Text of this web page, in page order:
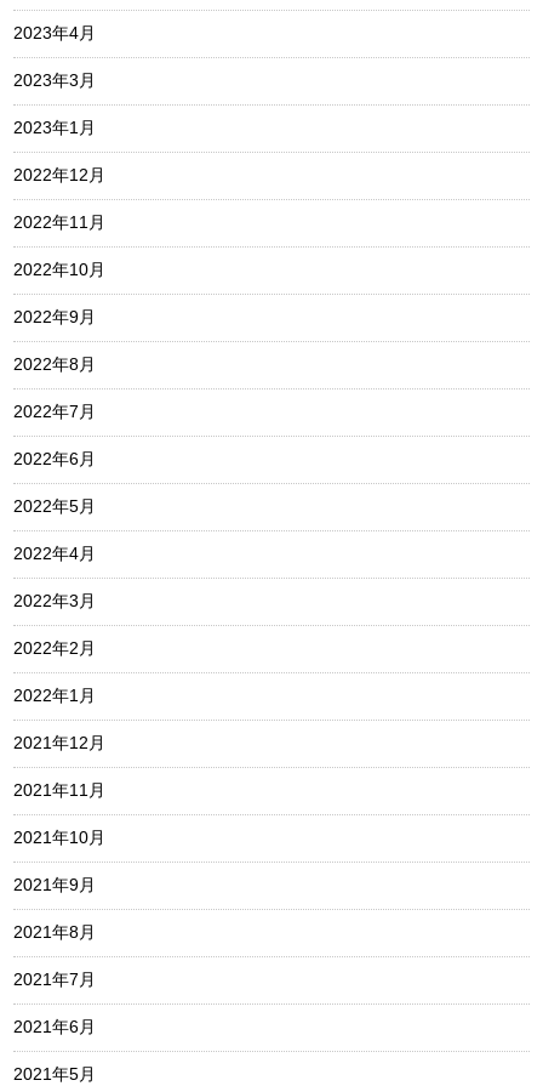
2023年4月
2023年3月
2023年1月
2022年12月
2022年11月
2022年10月
2022年9月
2022年8月
2022年7月
2022年6月
2022年5月
2022年4月
2022年3月
2022年2月
2022年1月
2021年12月
2021年11月
2021年10月
2021年9月
2021年8月
2021年7月
2021年6月
2021年5月